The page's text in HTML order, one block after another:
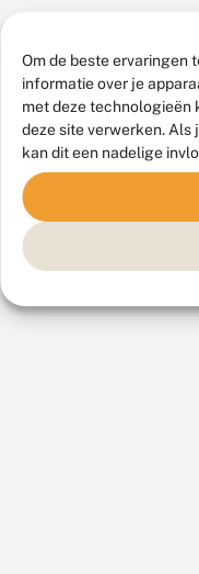
Om de beste ervaringen
informatie over je
met deze technologieën
deze site verwerken.
kan dit een nadelige